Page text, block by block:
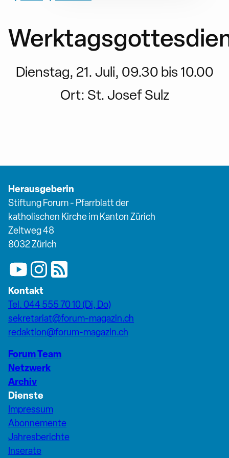
Dienstag, 21. Juli, 09.30 bis 10.00
Ort: St. Josef Sulz
Herausgeberin
Stiftung Forum - Pfarrblatt der
katholischen Kirche im Kanton Zürich
Zeltweg 48
8032 Zürich
Kontakt
Tel. 044 555 70 10 (Di, Do)
sekretariat@forum-magazin.ch
redaktion@forum-magazin.ch
Forum Team
Netzwerk
Archiv
Dienste
Impressum
Abonnemente
Jahresberichte
Inserate